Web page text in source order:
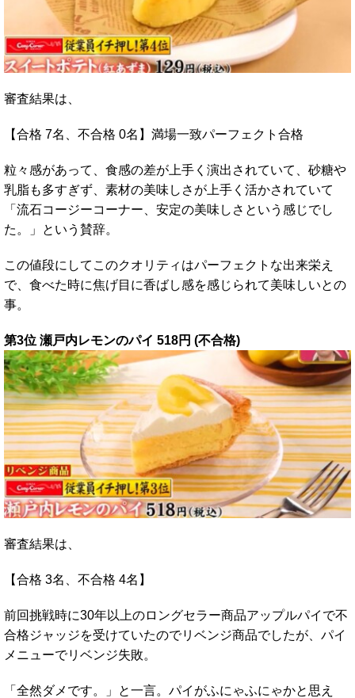
審査結果は、
【合格 7名、不合格 0名】満場一致パーフェクト合格
粒々感があって、食感の差が上手く演出されていて、砂糖や
乳脂も多すぎず、素材の美味しさが上手く活かされていて
「流石コージーコーナー、安定の美味しさという感じでし
た。」という賛辞。
この値段にしてこのクオリティはパーフェクトな出来栄え
で、食べた時に焦げ目に香ばし感を感じられて美味しいとの
事。
第3位 瀬戸内レモンのパイ 518円 (不合格)
審査結果は、
【合格 3名、不合格 4名】
前回挑戦時に30年以上のロングセラー商品アップルパイで不
合格ジャッジを受けていたのでリベンジ商品でしたが、パイ
メニューでリベンジ失敗。
「全然ダメです。」と一言。パイがふにゃふにゃかと思え